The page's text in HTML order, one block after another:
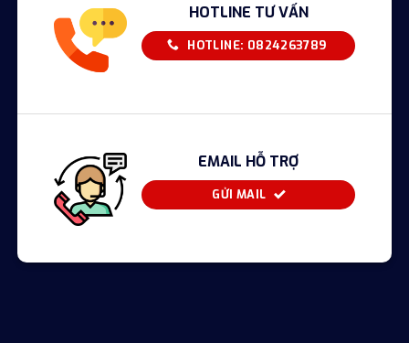
HOTLINE TƯ VẤN
HOTLINE: 0824263789
EMAIL HỖ TRỢ
GỬI MAIL